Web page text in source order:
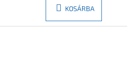
KOSÁRBA